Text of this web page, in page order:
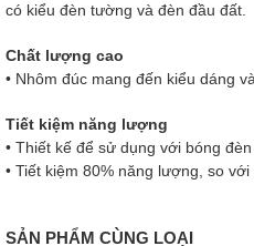
có kiểu đèn tường và đèn đầu đất.
Chất lượng cao
• Nhôm đúc mang đến kiểu dáng
Tiết kiệm năng lượng
• Thiết kế để sử dụng với bóng
• Tiết kiệm 80% năng lượng, so
SẢN PHẨM CÙNG LOẠI